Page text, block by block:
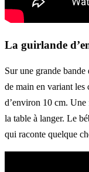
La guirlande
Sur une grande
de main en variant les
d’environ 10 cm. Une
la table à langer. Le
qui raconte quelque